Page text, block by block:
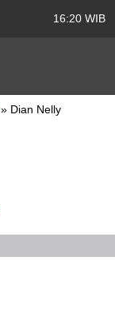
16:20 WIB
» Dian Nelly